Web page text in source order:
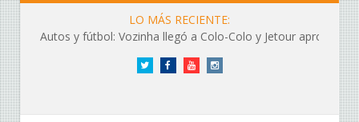
LO MÁS RECIENTE:
Autos y fútbol: Vozinha llegó a Colo-Colo y Jetour aprovechó los flashes
Twitter FacebookYouTubeInstagram